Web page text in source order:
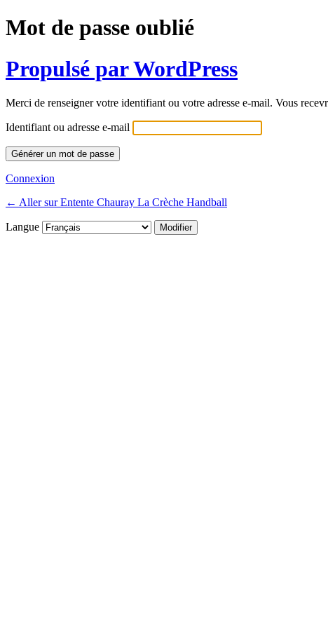
Mot de passe oublié
Propulsé par WordPress
Merci de renseigner votre identifiant ou votre adresse e-mail. Vous
Identifiant ou adresse e-mail
Connexion
← Aller sur Entente Chauray La Crèche Handball
Langue